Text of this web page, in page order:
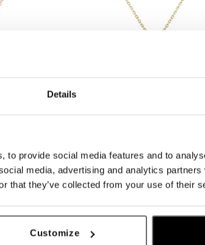
Details
to provide social media features and to
media, advertising and analytics
that they’ve collected from your use of their
Customize
kameňom
ALO
od 1 949 €